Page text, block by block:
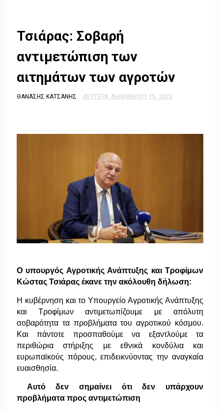
Τσιάρας: Σοβαρή
αντιμετώπιση των
αιτημάτων των αγροτών
ΘΑΝΆΣΗΣ ΚΑΤΣΆΝΗΣ ΔΕΥΤΈΡΑ, ΔΕΚΕΜΒΡΊΟΥ 15, 2025
Ο υπουργός Αγροτικής Ανάπτυξης και Τροφίμων
Κώστας Τσιάρας έκανε την ακόλουθη δήλωση:
Η κυβέρνηση και το Υπουργείο Αγροτικής Ανάπτυξης
και Τροφίμων αντιμετωπίζουμε με απόλυτη
σοβαρότητα τα προβλήματα του αγροτικού κόσμου.
Και πάντοτε προσπαθούμε να εξαντλούμε τα
περιθώρια στήριξης με εθνικά κονδύλια και
ευρωπαϊκούς πόρους, επιδεικνύοντας την αναγκαία
ευαισθησία.
Αυτό δεν σημαίνει ότι δεν υπάρχουν
προβλήματα προς αντιμετώπιση